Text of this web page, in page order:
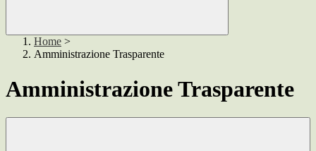
Home >
Amministrazione Trasparente
Amministrazione Trasparente